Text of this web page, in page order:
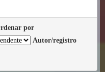
por
Autor/registro